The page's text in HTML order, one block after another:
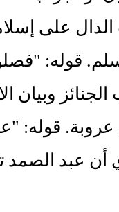
على
قوله:
وبيان
عروبة. قوله:
عبد الصمد